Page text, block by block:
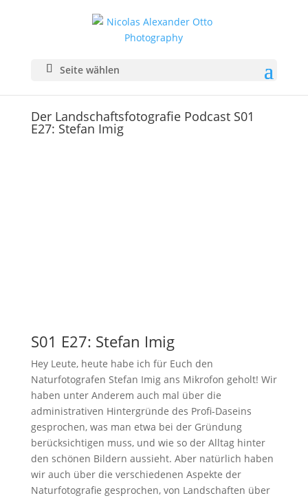
Seite wählen
Der Landschaftsfotografie Podcast S01
E27: Stefan Imig
S01 E27: Stefan Imig
Hey Leute, heute habe ich für Euch den
Naturfotografen Stefan Imig ans Mikrofon geholt! Wir
haben unter Anderem auch mal über die
administrativen Hintergründe des Profi-Daseins
gesprochen, was man etwa bei der Gründung
berücksichtigen muss, und wie so der Alltag hinter
den schönen Bildern aussieht. Aber natürlich haben
wir auch über die verschiedenen Aspekte der
Naturfotografie gesprochen, von Landschaften über